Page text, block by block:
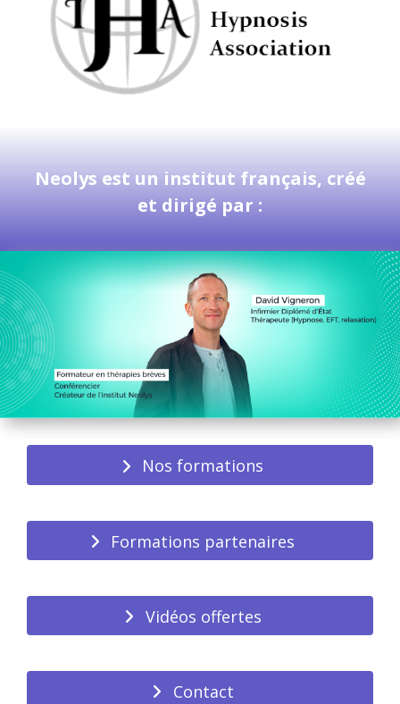
Neolys est un institut français, créé
et dirigé par :
Nos formations
Formations partenaires
Vidéos offertes
Contact